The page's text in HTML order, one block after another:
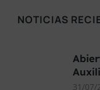
NOTICIAS
31/07/